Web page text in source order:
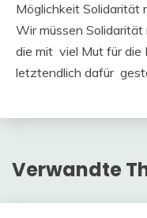
Möglichkeit Solidarität
Wir müssen
die mit viel Mut für die
letztendlich dafür
Verwandte